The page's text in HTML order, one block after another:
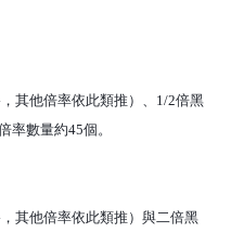
其他倍率依此類推）、1/2倍黑
率數量約45個。
其他倍率依此類推）與二倍黑